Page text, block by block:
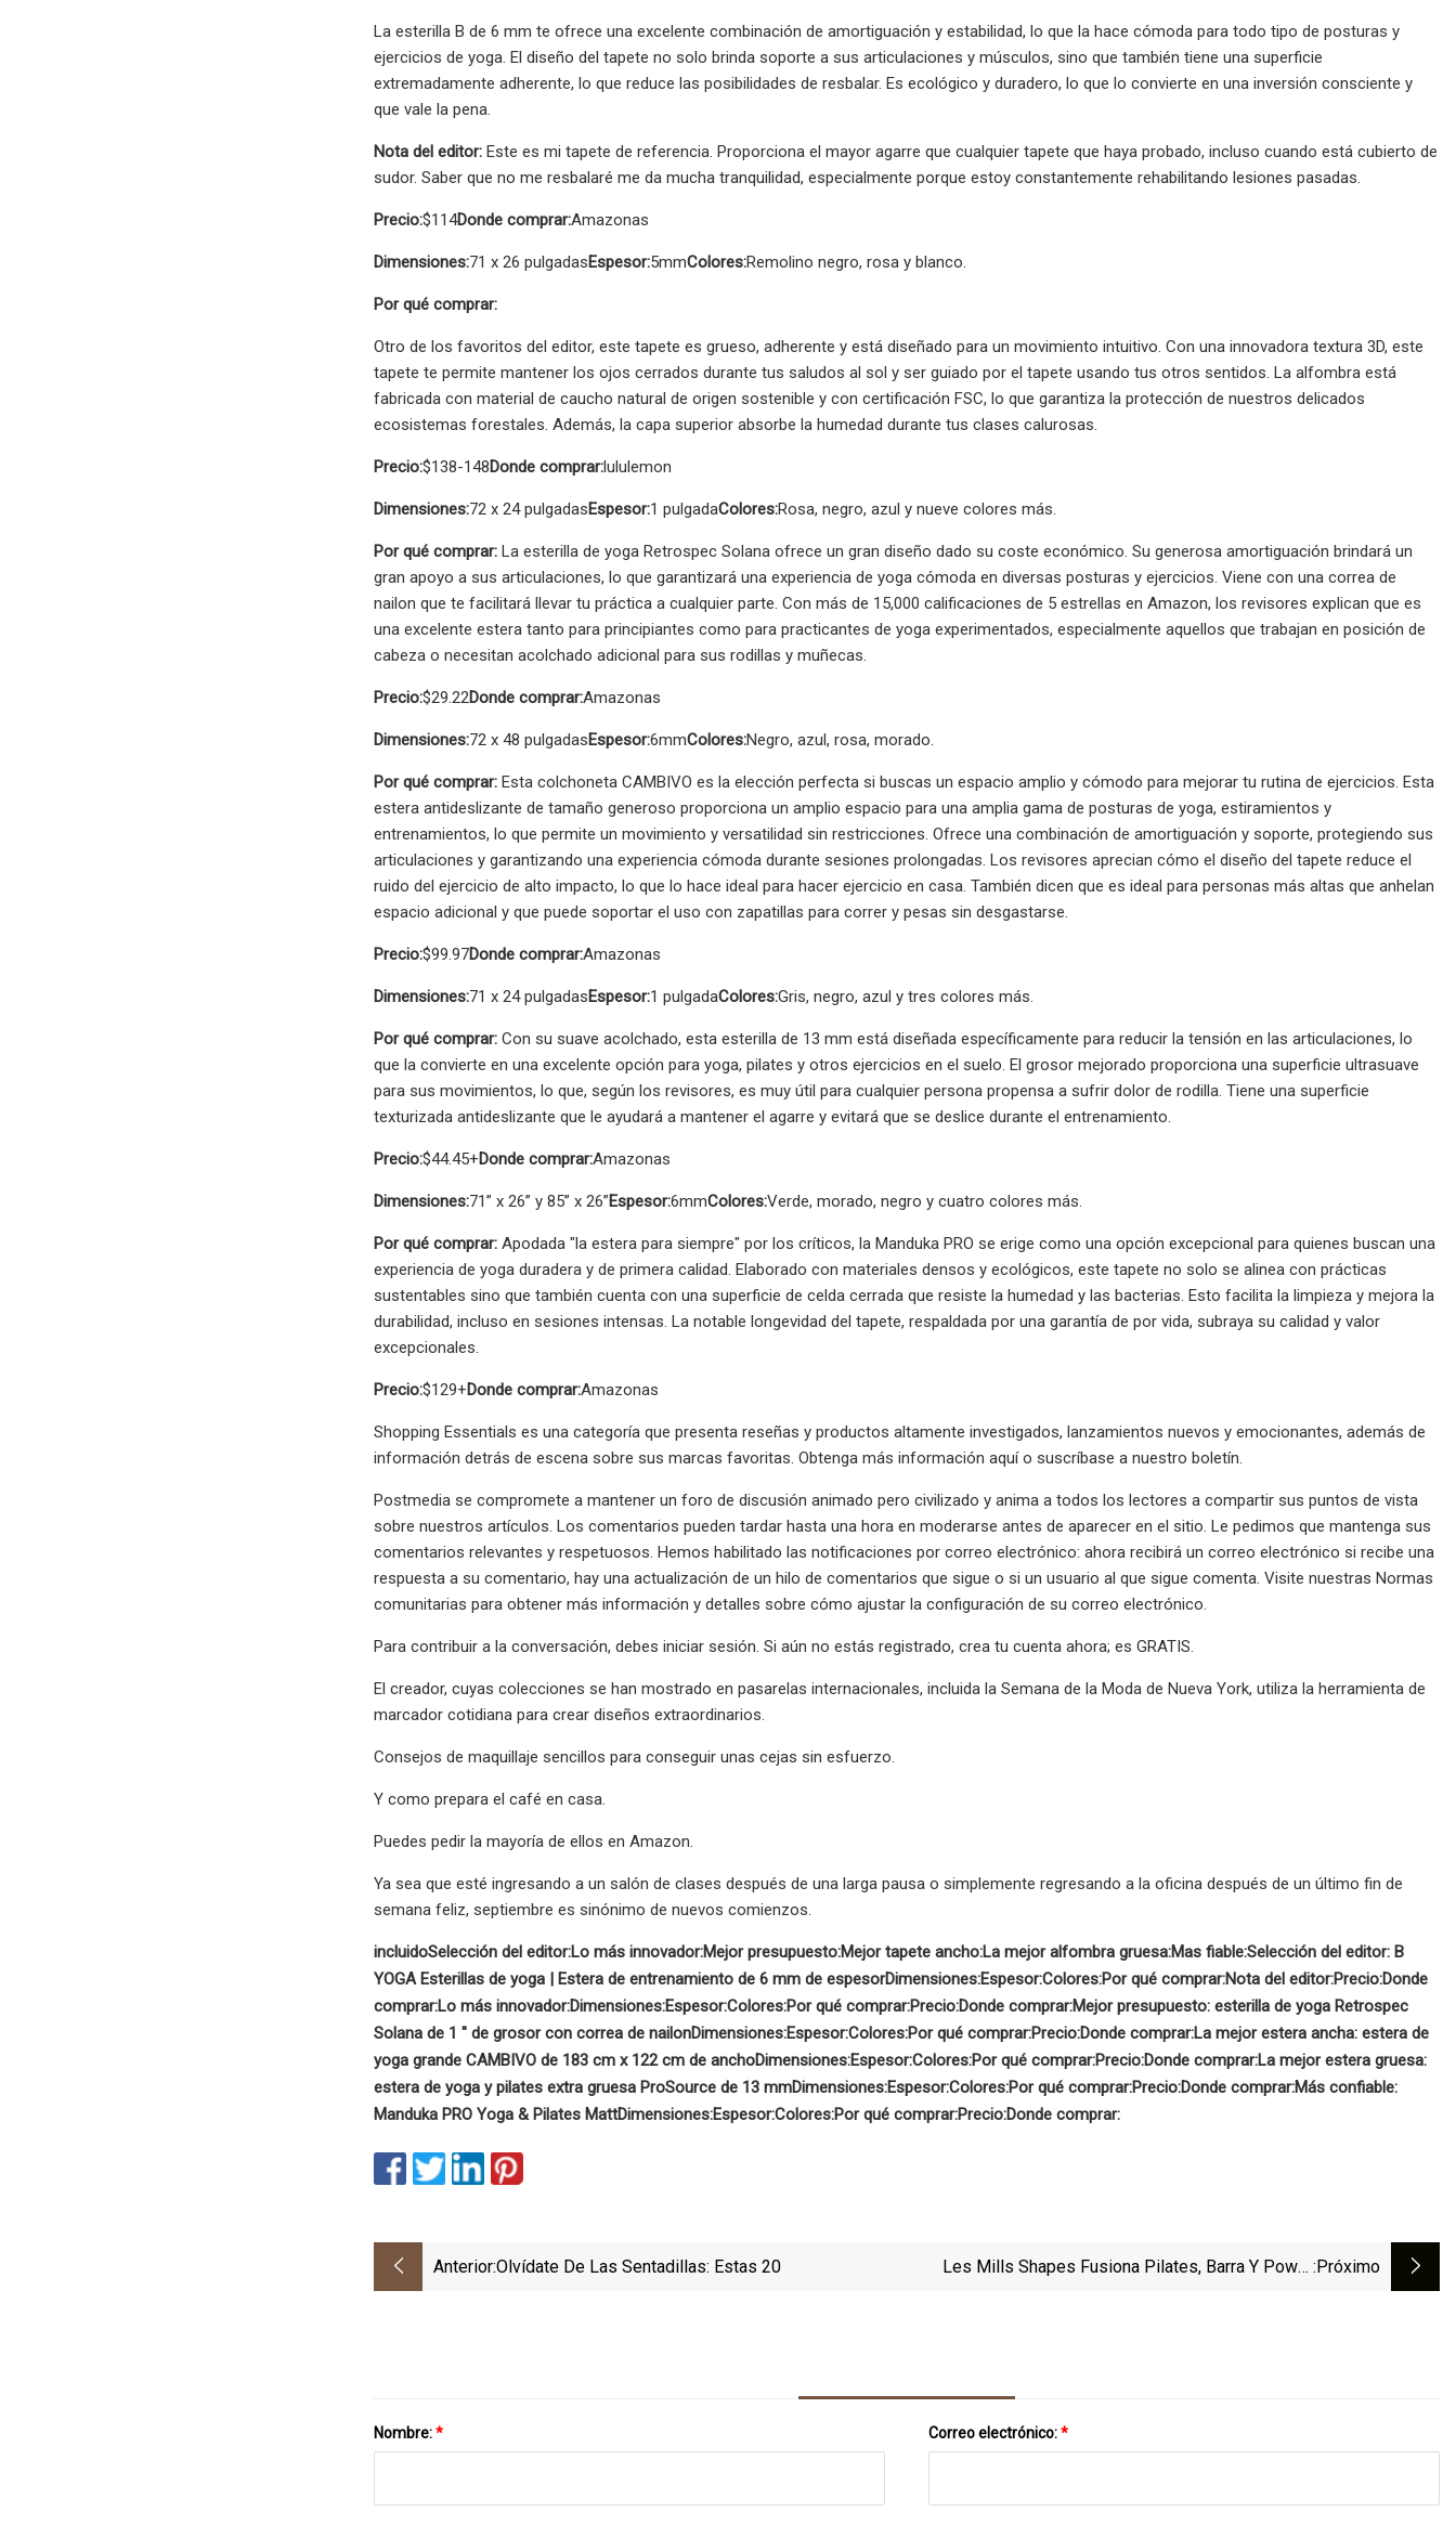
La esterilla B de 6 mm te ofrece una excelente combinación de amortiguación y estabilidad, lo que la hace cómoda para todo tipo de posturas y
ejercicios de yoga. El diseño del tapete no solo brinda soporte a sus articulaciones y músculos, sino que también tiene una superficie
extremadamente adherente, lo que reduce las posibilidades de resbalar. Es ecológico y duradero, lo que lo convierte en una inversión consciente y
que vale la pena.
Nota del editor: Este es mi tapete de referencia. Proporciona el mayor agarre que cualquier tapete que haya probado, incluso cuando está cubierto de
sudor. Saber que no me resbalaré me da mucha tranquilidad, especialmente porque estoy constantemente rehabilitando lesiones pasadas.
Precio:$114Donde comprar:Amazonas
Dimensiones:71 x 26 pulgadasEspesor:5mmColores:Remolino negro, rosa y blanco.
Por qué comprar:
Otro de los favoritos del editor, este tapete es grueso, adherente y está diseñado para un movimiento intuitivo. Con una innovadora textura 3D, este
tapete te permite mantener los ojos cerrados durante tus saludos al sol y ser guiado por el tapete usando tus otros sentidos. La alfombra está
fabricada con material de caucho natural de origen sostenible y con certificación FSC, lo que garantiza la protección de nuestros delicados
ecosistemas forestales. Además, la capa superior absorbe la humedad durante tus clases calurosas.
Precio:$138-148Donde comprar:lululemon
Dimensiones:72 x 24 pulgadasEspesor:1 pulgadaColores:Rosa, negro, azul y nueve colores más.
Por qué comprar: La esterilla de yoga Retrospec Solana ofrece un gran diseño dado su coste económico. Su generosa amortiguación brindará un
gran apoyo a sus articulaciones, lo que garantizará una experiencia de yoga cómoda en diversas posturas y ejercicios. Viene con una correa de
nailon que te facilitará llevar tu práctica a cualquier parte. Con más de 15,000 calificaciones de 5 estrellas en Amazon, los revisores explican que es
una excelente estera tanto para principiantes como para practicantes de yoga experimentados, especialmente aquellos que trabajan en posición de
cabeza o necesitan acolchado adicional para sus rodillas y muñecas.
Precio:$29.22Donde comprar:Amazonas
Dimensiones:72 x 48 pulgadasEspesor:6mmColores:Negro, azul, rosa, morado.
Por qué comprar: Esta colchoneta CAMBIVO es la elección perfecta si buscas un espacio amplio y cómodo para mejorar tu rutina de ejercicios. Esta
estera antideslizante de tamaño generoso proporciona un amplio espacio para una amplia gama de posturas de yoga, estiramientos y
entrenamientos, lo que permite un movimiento y versatilidad sin restricciones. Ofrece una combinación de amortiguación y soporte, protegiendo sus
articulaciones y garantizando una experiencia cómoda durante sesiones prolongadas. Los revisores aprecian cómo el diseño del tapete reduce el
ruido del ejercicio de alto impacto, lo que lo hace ideal para hacer ejercicio en casa. También dicen que es ideal para personas más altas que anhelan
espacio adicional y que puede soportar el uso con zapatillas para correr y pesas sin desgastarse.
Precio:$99.97Donde comprar:Amazonas
Dimensiones:71 x 24 pulgadasEspesor:1 pulgadaColores:Gris, negro, azul y tres colores más.
Por qué comprar: Con su suave acolchado, esta esterilla de 13 mm está diseñada específicamente para reducir la tensión en las articulaciones, lo
que la convierte en una excelente opción para yoga, pilates y otros ejercicios en el suelo. El grosor mejorado proporciona una superficie ultrasuave
para sus movimientos, lo que, según los revisores, es muy útil para cualquier persona propensa a sufrir dolor de rodilla. Tiene una superficie
texturizada antideslizante que le ayudará a mantener el agarre y evitará que se deslice durante el entrenamiento.
Precio:$44.45+Donde comprar:Amazonas
Dimensiones:71” x 26” y 85” x 26”Espesor:6mmColores:Verde, morado, negro y cuatro colores más.
Por qué comprar: Apodada "la estera para siempre" por los críticos, la Manduka PRO se erige como una opción excepcional para quienes buscan una
experiencia de yoga duradera y de primera calidad. Elaborado con materiales densos y ecológicos, este tapete no solo se alinea con prácticas
sustentables sino que también cuenta con una superficie de celda cerrada que resiste la humedad y las bacterias. Esto facilita la limpieza y mejora la
durabilidad, incluso en sesiones intensas. La notable longevidad del tapete, respaldada por una garantía de por vida, subraya su calidad y valor
excepcionales.
Precio:$129+Donde comprar:Amazonas
Shopping Essentials es una categoría que presenta reseñas y productos altamente investigados, lanzamientos nuevos y emocionantes, además de
información detrás de escena sobre sus marcas favoritas. Obtenga más información aquí o suscríbase a nuestro boletín.
Postmedia se compromete a mantener un foro de discusión animado pero civilizado y anima a todos los lectores a compartir sus puntos de vista
sobre nuestros artículos. Los comentarios pueden tardar hasta una hora en moderarse antes de aparecer en el sitio. Le pedimos que mantenga sus
comentarios relevantes y respetuosos. Hemos habilitado las notificaciones por correo electrónico: ahora recibirá un correo electrónico si recibe una
respuesta a su comentario, hay una actualización de un hilo de comentarios que sigue o si un usuario al que sigue comenta. Visite nuestras Normas
comunitarias para obtener más información y detalles sobre cómo ajustar la configuración de su correo electrónico.
Para contribuir a la conversación, debes iniciar sesión. Si aún no estás registrado, crea tu cuenta ahora; es GRATIS.
El creador, cuyas colecciones se han mostrado en pasarelas internacionales, incluida la Semana de la Moda de Nueva York, utiliza la herramienta de
marcador cotidiana para crear diseños extraordinarios.
Consejos de maquillaje sencillos para conseguir unas cejas sin esfuerzo.
Y como prepara el café en casa.
Puedes pedir la mayoría de ellos en Amazon.
Ya sea que esté ingresando a un salón de clases después de una larga pausa o simplemente regresando a la oficina después de un último fin de
semana feliz, septiembre es sinónimo de nuevos comienzos.
incluidoSelección del editor:Lo más innovador:Mejor presupuesto:Mejor tapete ancho:La mejor alfombra gruesa:Mas fiable:Selección del editor: B
YOGA Esterillas de yoga | Estera de entrenamiento de 6 mm de espesorDimensiones:Espesor:Colores:Por qué comprar:Nota del editor:Precio:Donde
comprar:Lo más innovador:Dimensiones:Espesor:Colores:Por qué comprar:Precio:Donde comprar:Mejor presupuesto: esterilla de yoga Retrospec
Solana de 1 ″ de grosor con correa de nailonDimensiones:Espesor:Colores:Por qué comprar:Precio:Donde comprar:La mejor estera ancha: estera de
yoga grande CAMBIVO de 183 cm x 122 cm de anchoDimensiones:Espesor:Colores:Por qué comprar:Precio:Donde comprar:La mejor estera gruesa:
estera de yoga y pilates extra gruesa ProSource de 13 mmDimensiones:Espesor:Colores:Por qué comprar:Precio:Donde comprar:Más confiable:
Manduka PRO Yoga & Pilates MattDimensiones:Espesor:Colores:Por qué comprar:Precio:Donde comprar:
Anterior:Olvídate De Las Sentadillas: Estas 20
Les Mills Shapes Fusiona Pilates, Barra Y Power :próximo
Nombre:* Correo electrónico:*